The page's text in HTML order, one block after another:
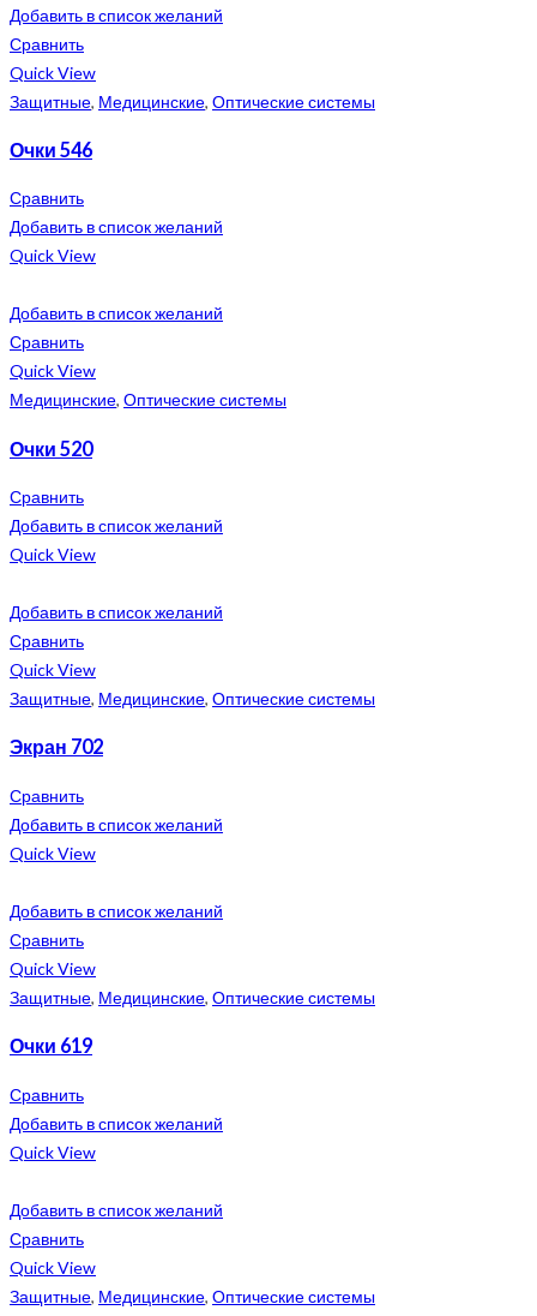
Добавить в список желаний
Сравнить
Quick View
Защитные, Медицинские, Оптические системы
Очки 546
Сравнить
Добавить в список желаний
Quick View
Добавить в список желаний
Сравнить
Quick View
Медицинские, Оптические системы
Очки 520
Сравнить
Добавить в список желаний
Quick View
Добавить в список желаний
Сравнить
Quick View
Защитные, Медицинские, Оптические системы
Экран 702
Сравнить
Добавить в список желаний
Quick View
Добавить в список желаний
Сравнить
Quick View
Защитные, Медицинские, Оптические системы
Очки 619
Сравнить
Добавить в список желаний
Quick View
Добавить в список желаний
Сравнить
Quick View
Защитные, Медицинские, Оптические системы